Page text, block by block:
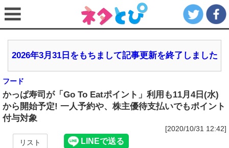
2026年3月31日をもちまして記事更新を終了しました
フード
かっぱ寿司が「Go To Eatポイント」利用も11月4日(水)
から開始予定! 一人予約や、株主優待支払いでもポイント
付与対象
[2020/10/31 12:42]
リスト